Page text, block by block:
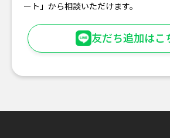
ート」から相談いただけます。
友だち追加はこ